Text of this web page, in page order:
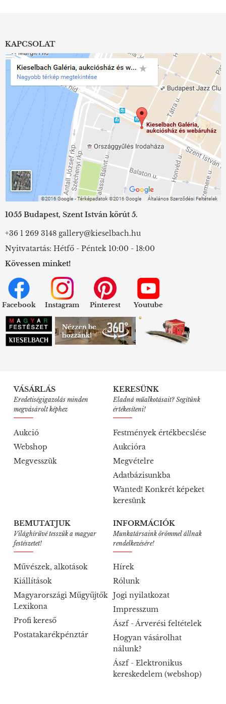
KAPCSOLAT
1055 Budapest, Szent István körút 5.
+36 1 269 3148 gallery@kieselbach.hu
Nyitvatartás: Hétfő - Péntek 10:00 - 18:00
Kövessen minket!
Facebook Instagram Pinterest Youtube
VÁSÁRLÁS
Eredetiségigazolás minden
megvásárolt képhez
Aukció
Webshop
Megvesszük
KERESÜNK
Eladná műalkotásait? Segítünk
értékesíteni!
Festmények értékbecslése
Aukcióra
Megvételre
Adatbázisunkba
Wanted! Konkrét képeket
keresünk
BEMUTATJUK
Világhírűvé tesszük a magyar
festészetet!
Művészek, alkotások
Kiállítások
Magyarországi Műgyűjtők
Lexikona
Profi kereső
Postatakarékpénztár
INFORMÁCIÓK
Munkatársaink örömmel állnak
rendelkezésére!
Hírek
Rólunk
Jogi nyilatkozat
Impresszum
Ászf - Árverési feltételek
Hogyan vásárolhat
nálunk?
Ászf - Elektronikus
kereskedelem (webshop)